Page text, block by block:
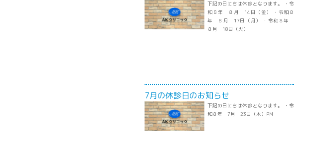
下記の日にちは休診となります。 ・令
和８年 ８月 14日（金） ・令和８
年 ８月 17日（月） ・令和８年
８月 18日（火）
7月の休診日のお知らせ
下記の日にちは休診となります。 ・令
和８年 7月 23日（木）PM